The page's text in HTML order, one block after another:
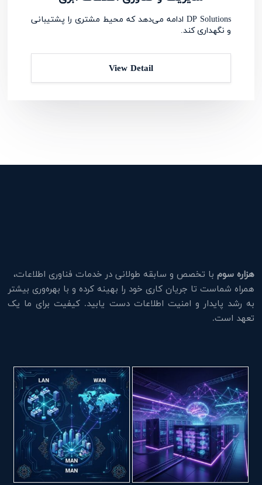
DP Solutions ادامه می‌دهد که محیط مشتری را پشتیبانی
و نگهداری کند.
View Detail
هزاره سوم با تخصص و سابقه طولانی در خدمات فناوری اطلاعات،
همراه شماست تا جریان کاری خود را بهینه کرده و با بهره‌وری بیشتر
به رشد پایدار و امنیت اطلاعات دست یابید. کیفیت برای ما یک
تعهد است.